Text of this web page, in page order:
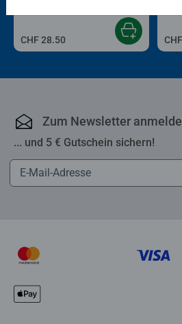
CHF 28.50
Zum Newsletter
... und 5 € Gutschein sichern!